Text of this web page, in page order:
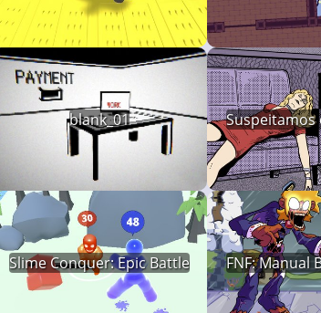
blank_01 Suspeitamos
Slime Conquer: Epic Battle FNF: Manual